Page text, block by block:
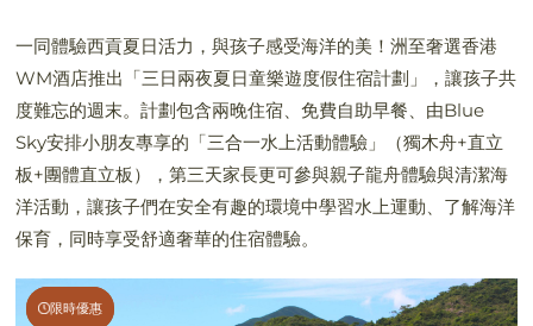
一同體驗西貢夏日活力，與孩子感受海洋的美！洲至奢選香港
WM酒店推出「三日兩夜夏日童樂遊度假住宿計劃」，讓孩子共
度難忘的週末。計劃包含兩晚住宿、免費自助早餐、由Blue
Sky安排小朋友專享的「三合一水上活動體驗」（獨木舟+直立
板+團體直立板），第三天家長更可參與親子龍舟體驗與清潔海
洋活動，讓孩子們在安全有趣的環境中學習水上運動、了解海洋
保育，同時享受舒適奢華的住宿體驗。
限時優惠
限時優惠